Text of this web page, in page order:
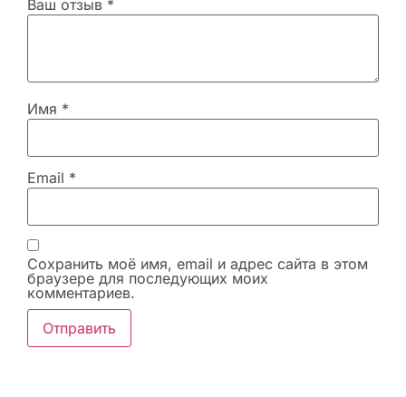
Ваш отзыв *
Имя *
Email *
Сохранить моё имя, email и адрес сайта в этом
браузере для последующих моих
комментариев.